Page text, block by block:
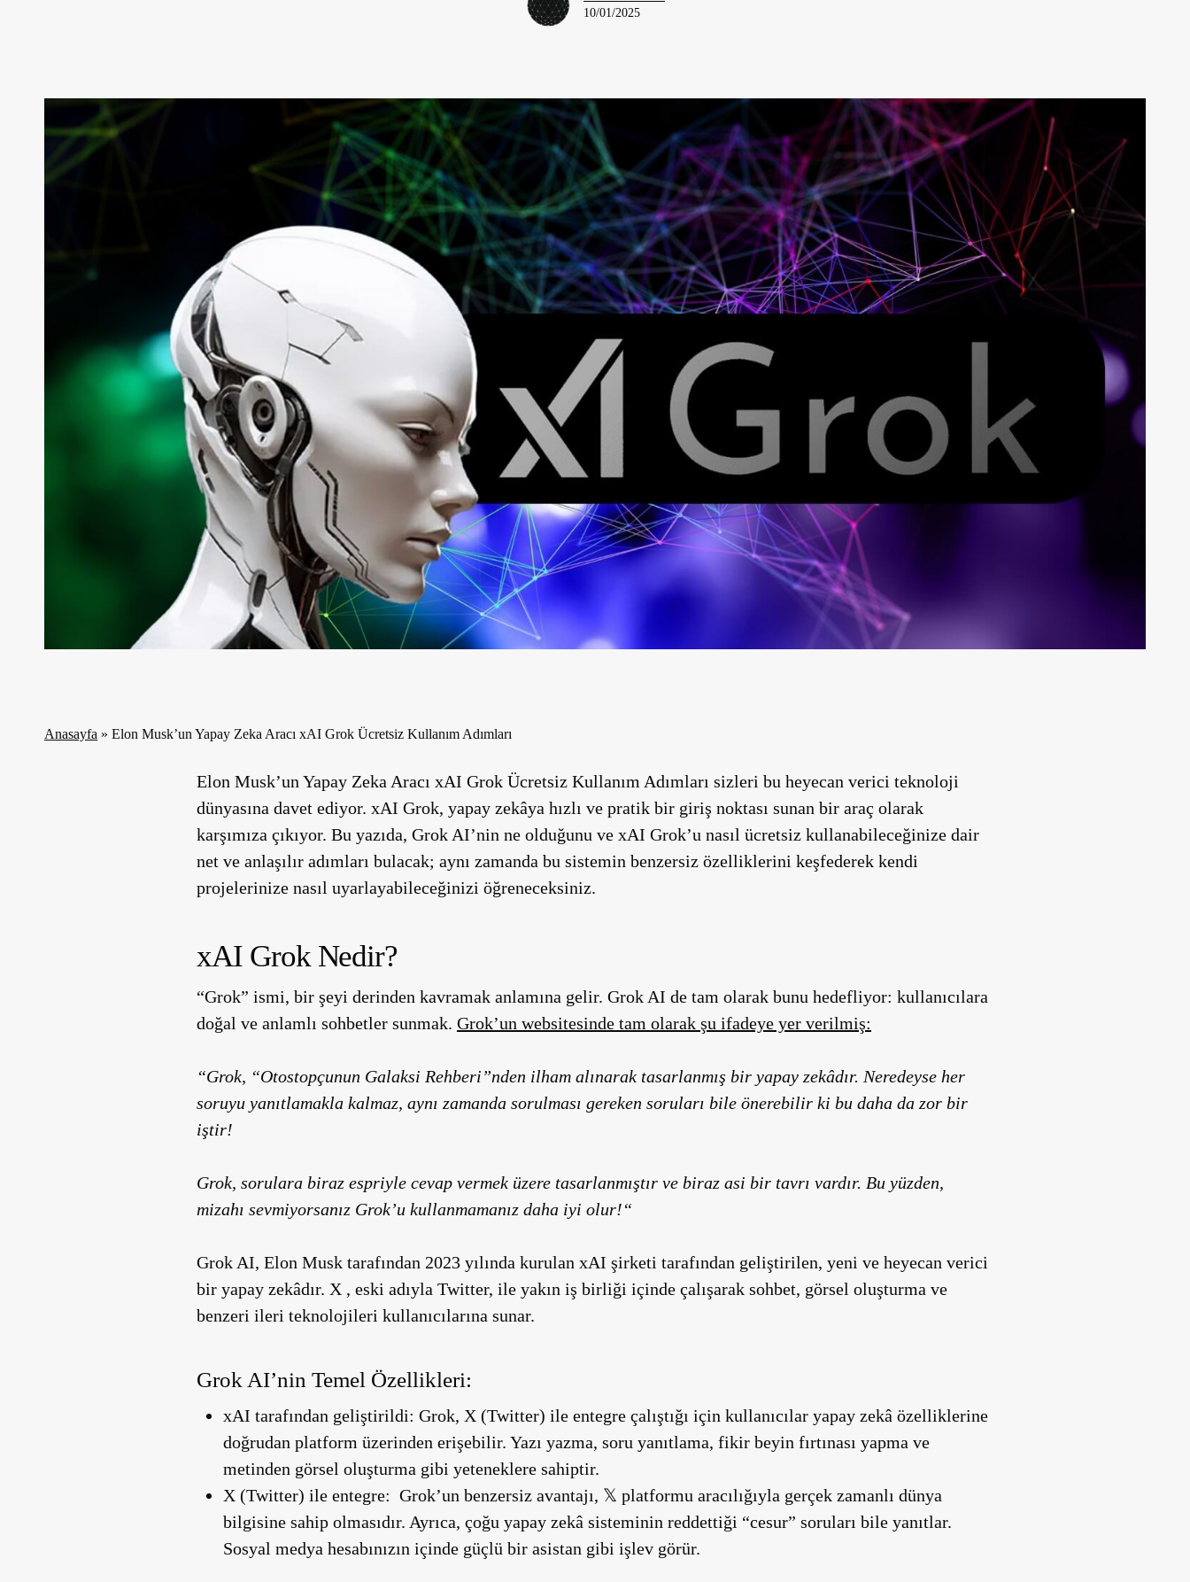
10/01/2025
Anasayfa » Elon Musk’un Yapay Zeka Aracı xAI Grok Ücretsiz Kullanım Adımları
Elon Musk’un Yapay Zeka Aracı xAI Grok Ücretsiz Kullanım Adımları sizleri bu heyecan verici teknoloji
dünyasına davet ediyor. xAI Grok, yapay zekâya hızlı ve pratik bir giriş noktası sunan bir araç olarak
karşımıza çıkıyor. Bu yazıda, Grok AI’nin ne olduğunu ve xAI Grok’u nasıl ücretsiz kullanabileceğinize dair
net ve anlaşılır adımları bulacak; aynı zamanda bu sistemin benzersiz özelliklerini keşfederek kendi
projelerinize nasıl uyarlayabileceğinizi öğreneceksiniz.
xAI Grok Nedir?
“Grok” ismi, bir şeyi derinden kavramak anlamına gelir. Grok AI de tam olarak bunu hedefliyor: kullanıcılara
doğal ve anlamlı sohbetler sunmak. Grok’un websitesinde tam olarak şu ifadeye yer verilmiş:
“Grok, “Otostopçunun Galaksi Rehberi”nden ilham alınarak tasarlanmış bir yapay zekâdır. Neredeyse her
soruyu yanıtlamakla kalmaz, aynı zamanda sorulması gereken soruları bile önerebilir ki bu daha da zor bir
iştir!
Grok, sorulara biraz espriyle cevap vermek üzere tasarlanmıştır ve biraz asi bir tavrı vardır. Bu yüzden,
mizahı sevmiyorsanız Grok’u kullanmamanız daha iyi olur!“
Grok AI, Elon Musk tarafından 2023 yılında kurulan xAI şirketi tarafından geliştirilen, yeni ve heyecan verici
bir yapay zekâdır. X , eski adıyla Twitter, ile yakın iş birliği içinde çalışarak sohbet, görsel oluşturma ve
benzeri ileri teknolojileri kullanıcılarına sunar.
Grok AI’nin Temel Özellikleri:
xAI tarafından geliştirildi: Grok, X (Twitter) ile entegre çalıştığı için kullanıcılar yapay zekâ özelliklerine
doğrudan platform üzerinden erişebilir. Yazı yazma, soru yanıtlama, fikir beyin fırtınası yapma ve
metinden görsel oluşturma gibi yeteneklere sahiptir.
X (Twitter) ile entegre: Grok’un benzersiz avantajı, 𝕏 platformu aracılığıyla gerçek zamanlı dünya
bilgisine sahip olmasıdır. Ayrıca, çoğu yapay zekâ sisteminin reddettiği “cesur” soruları bile yanıtlar.
Sosyal medya hesabınızın içinde güçlü bir asistan gibi işlev görür.